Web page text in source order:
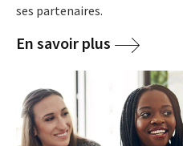
ses partenaires.
En savoir plus